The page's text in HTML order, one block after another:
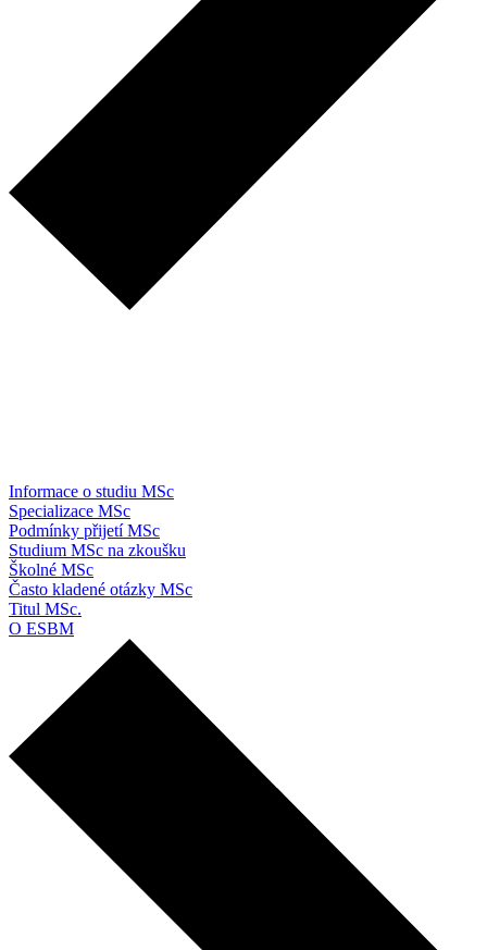
Informace o studiu MSc
Specializace MSc
Podmínky přijetí MSc
Studium MSc na zkoušku
Školné MSc
Často kladené otázky MSc
Titul MSc.
O ESBM